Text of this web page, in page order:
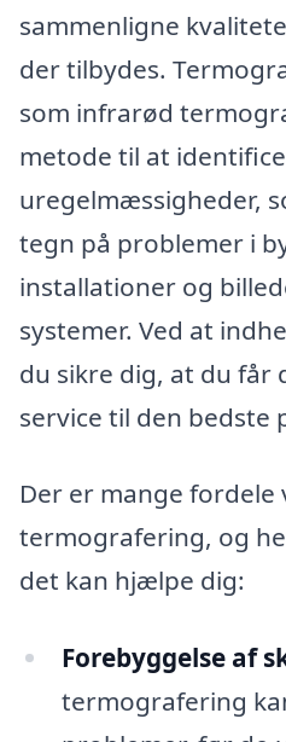
sammenligne
der tilbydes.
som infrarød
metode til at
uregelmæssigheder,
tegn på problemer i
installationer og
systemer. Ved at
du sikre dig, at du får
service til den bedste
Der er mange
termografering, og
det kan hjælpe dig:
Forebyggelse af
termografering